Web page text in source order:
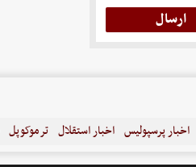
اخبار پرسپولیس اخبار استقلال ترموکوپل